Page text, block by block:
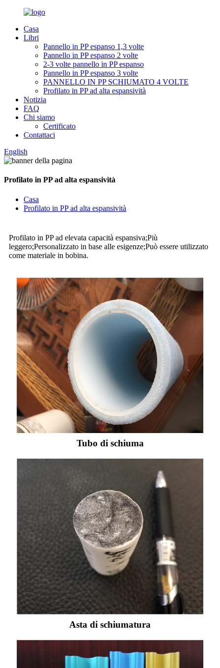
Casa
Libri
Pannello in PP espanso 1,3 volte
Pannello in PP espanso 2 volte
2-3 volte pannello in PP espanso
Pannello in PP espanso 3 volte
PANNELLO IN PP SCHIUMATO 4 VOLTE
Profilato in PP ad alta espansività
Notizia
FAQ
Chi siamo
Certificato
Contattaci
English
Profilato in PP ad alta espansività
Casa
Profilato in PP ad alta espansività
Profilato in PP ad elevata capacità espansiva;Più
leggero;Personalizzato in base alle esigenze;Può essere utilizzato
come materiale in bobina.
Tubo di schiuma
Asta di schiumatura